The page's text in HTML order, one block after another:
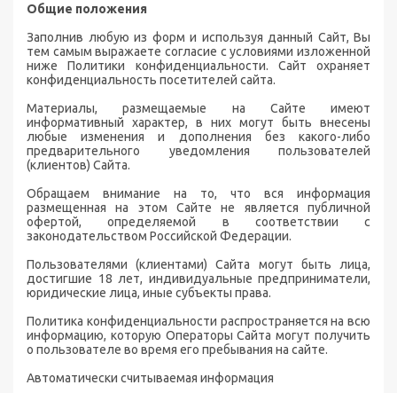
Общие положения
Заполнив любую из форм и используя данный Сайт, Вы
тем самым выражаете согласие с условиями изложенной
ниже Политики конфиденциальности. Сайт охраняет
конфиденциальность посетителей сайта.
Материалы, размещаемые на Сайте имеют
информативный характер, в них могут быть внесены
любые изменения и дополнения без какого-либо
предварительного уведомления пользователей
(клиентов) Сайта.
Обращаем внимание на то, что вся информация
размещенная на этом Сайте не является публичной
офертой, определяемой в соответствии с
законодательством Российской Федерации.
Пользователями (клиентами) Сайта могут быть лица,
достигшие 18 лет, индивидуальные предприниматели,
юридические лица, иные субъекты права.
Политика конфиденциальности распространяется на всю
информацию, которую Операторы Сайта могут получить
о пользователе во время его пребывания на сайте.
Автоматически считываемая информация